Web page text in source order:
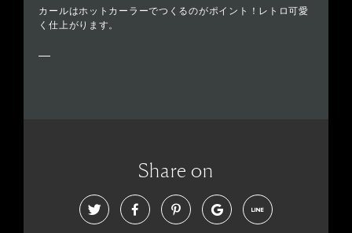
カールはホットカーラーでつくるのがポイント！レトロ可愛
く仕上がります。
Share on